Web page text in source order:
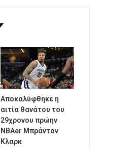
Αποκαλύφθηκε η
αιτία θανάτου του
29χρονου πρώην
NBAer Μπράντον
Κλαρκ